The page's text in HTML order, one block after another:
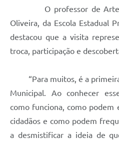
O professor de Arte
Oliveira, da Escola Estadual
destacou que a visita
troca, participação e
“Para muitos, é a primeira
Municipal. Ao conhecer
como funciona, como podem
cidadãos e como podem
a desmistificar a ideia de